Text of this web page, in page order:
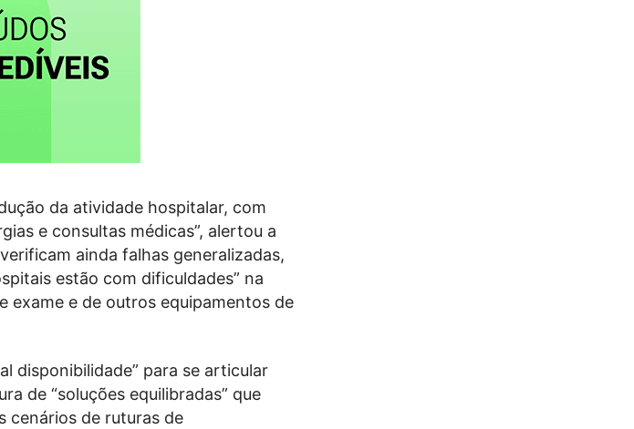
da atividade hospitalar, com
e consultas médicas”, alertou a
ainda falhas generalizadas,
estão com dificuldades” na
exame e de outros equipamentos de
disponibilidade” para se articular
de “soluções equilibradas” que
cenários de ruturas de